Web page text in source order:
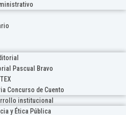
Pascual Bravo
Concurso de Cuento
institucional
y Ética Pública